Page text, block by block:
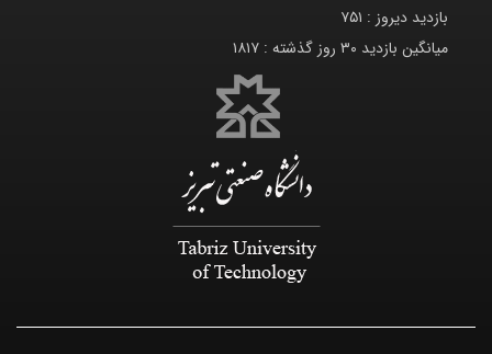
بازدید دیروز : ۷۵۱
میانگین بازدید ۳۰ روز گذشته :
۱۸۱۷